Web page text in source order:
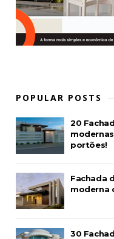
POPULAR POSTS
20
portões!
Fachada
moderna
30